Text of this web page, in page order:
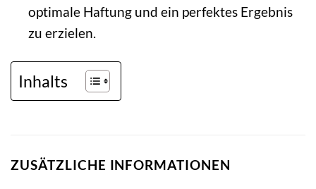
optimale Haftung und ein perfektes Ergebnis
zu erzielen.
Inhalts
ZUSÄTZLICHE INFORMATIONEN